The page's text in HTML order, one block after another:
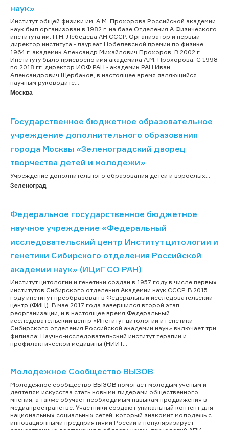
наук»
Институт общей физики им. А.М. Прохорова Российской академии
наук был организован в 1982 г. на базе Отделения А Физического
института им. П.Н. Лебедева АН СССР. Организатор и первый
директор института - лауреат Нобелевской премии по физике
1964 г. академик Александр Михайлович Прохоров. В 2002 г.
Институту было присвоено имя академика А.М. Прохорова. C 1998
по 2018 гг. директор ИОФ РАН - академик РАН Иван
Александрович Щербаков, в настоящее время являющийся
научным руководите...
Москва
Государственное бюджетное образовательное
учреждение дополнительного образования
города Москвы «Зеленоградский дворец
творчества детей и молодежи»
Учреждение дополнительного образования детей и взрослых...
Зеленоград
Федеральное государственное бюджетное
научное учреждение «Федеральный
исследовательский центр Институт цитологии и
генетики Сибирского отделения Российской
академии наук» (ИЦиГ СО РАН)
Институт цитологии и генетики создан в 1957 году в числе первых
институтов Сибирского отделения Академии наук СССР. В 2015
году институт преобразован в Федеральный исследовательский
центр (ФИЦ). В мае 2017 года завершился второй этап
реорганизации, и в настоящее время Федеральный
исследовательский центр «Институт цитологии и генетики
Сибирского отделения Российской академии наук» включает три
филиала: Научно-исследовательский институт терапии и
профилактической медицины (НИИТ...
Молодежное Сообщество ВЫЗОВ
Молодежное сообщество ВЫЗОВ помогает молодым ученым и
деятелям искусства стать новыми лидерами общественного
мнения, а также обучает необходимым навыкам продвижения в
медиапространстве. Участники создают уникальный контент для
национальных социальных сетей, который знакомит молодежь с
инновационными предприятиями России и популяризирует